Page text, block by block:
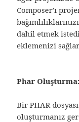
Composer’ı
dahil etmek
eklemenizi
Phar Oluşturma:
Bir PHAR
oluşturmanız